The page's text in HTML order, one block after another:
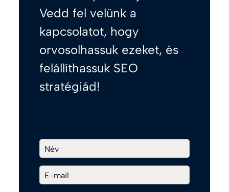
Vedd fel velünk a
kapcsolatot, hogy
orvosolhassuk ezeket, és
felállíthassuk SEO
stratégiád!
Név
E-mail